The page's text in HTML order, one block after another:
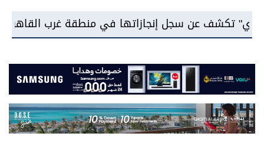
في منطقة غرب القاهرة...وتعلن ملامح خطتها